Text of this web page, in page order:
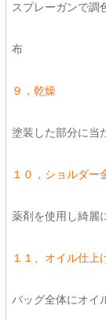
スプレーガンで調
布
９，乾燥
塗装した部分に当
１０，ショルダー
薬剤を使用し綺麗
１１、オイル仕上
バッグ全体にオイ